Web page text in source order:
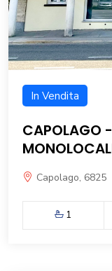
In Vendita
CAPOLAGO
Capolago, 6825
1